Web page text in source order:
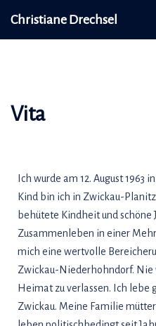
Christiane Drechsel
Vita
Ich wurde am 12. August 1963
Kind bin ich in Zwickau-
behütete Kindheit und schöne
Zusammenleben in einer
mich eine wertvolle
Zwickau-Niederhohndorf. Nie
Heimat zu verlassen. Ich
Zwickau. Meine Familie